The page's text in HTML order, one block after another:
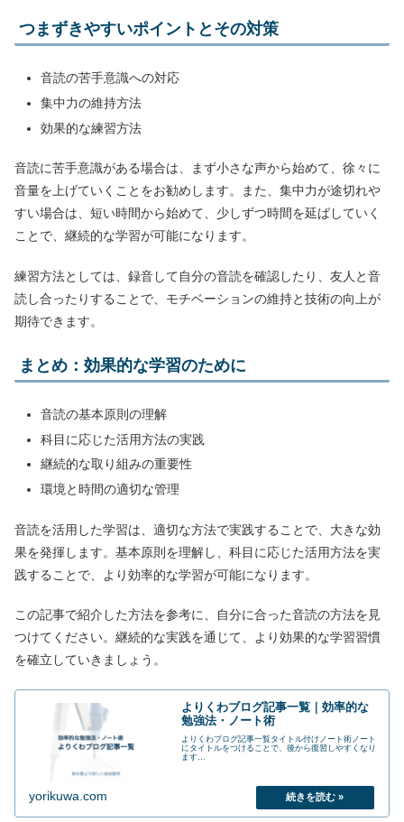
つまずきやすいポイントとその対策
音読の苦手意識への対応
集中力の維持方法
効果的な練習方法
音読に苦手意識がある場合は、まず小さな声から始めて、徐々に
音量を上げていくことをお勧めします。また、集中力が途切れや
すい場合は、短い時間から始めて、少しずつ時間を延ばしていく
ことで、継続的な学習が可能になります。
練習方法としては、録音して自分の音読を確認したり、友人と音
読し合ったりすることで、モチベーションの維持と技術の向上が
期待できます。
まとめ：効果的な学習のために
音読の基本原則の理解
科目に応じた活用方法の実践
継続的な取り組みの重要性
環境と時間の適切な管理
音読を活用した学習は、適切な方法で実践することで、大きな効
果を発揮します。基本原則を理解し、科目に応じた活用方法を実
践することで、より効率的な学習が可能になります。
この記事で紹介した方法を参考に、自分に合った音読の方法を見
つけてください。継続的な実践を通じて、より効果的な学習習慣
を確立していきましょう。
よりくわブログ記事一覧｜効率的な
勉強法・ノート術
よりくわブログ記事一覧タイトル付けノート術ノート
にタイトルをつけることで、後から復習しやすくなり
ます...
yorikuwa.com